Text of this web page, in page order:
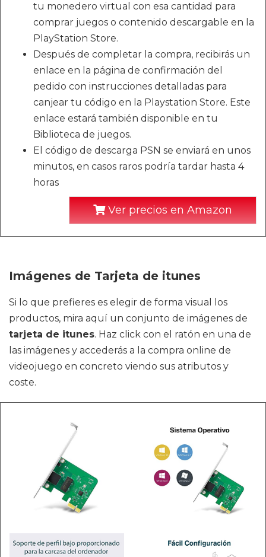
tu monedero virtual con esa cantidad para
comprar juegos o contenido descargable en la
PlayStation Store.
Después de completar la compra, recibirás un
enlace en la página de confirmación del
pedido con instrucciones detalladas para
canjear tu código en la Playstation Store. Este
enlace estará también disponible en tu
Biblioteca de juegos.
El código de descarga PSN se enviará en unos
minutos, en casos raros podría tardar hasta 4
horas
Ver precios en Amazon
Imágenes de Tarjeta de itunes
Si lo que prefieres es elegir de forma visual los
productos, mira aquí un conjunto de imágenes de
tarjeta de itunes. Haz click con el ratón en una de
las imágenes y accederás a la compra online de
videojuego en concreto viendo sus atributos y
coste.